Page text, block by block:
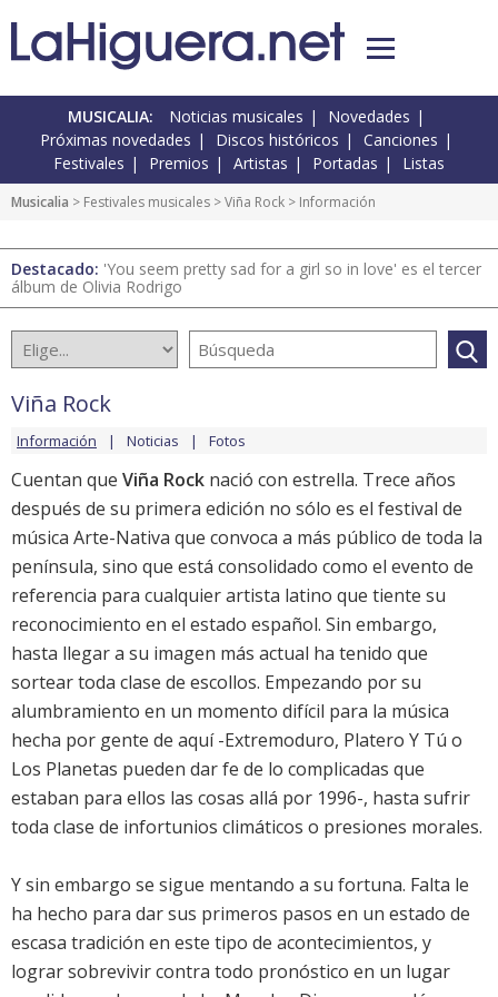
MUSICALIA: Noticias musicales
Novedades
Próximas novedades
Discos históricos
Canciones
Festivales
Premios Artistas Portadas Listas
Musicalia > Festivales musicales >Viña Rock > Información
Destacado: 'You seem pretty sad for a girl so in love' es el tercer
álbum de Olivia Rodrigo
Viña Rock
Información Noticias Fotos
Cuentan que Viña Rock nació con estrella. Trece años
después de su primera edición no sólo es el festival de
música Arte-Nativa que convoca a más público de toda la
península, sino que está consolidado como el evento de
referencia para cualquier artista latino que tiente su
reconocimiento en el estado español. Sin embargo,
hasta llegar a su imagen más actual ha tenido que
sortear toda clase de escollos. Empezando por su
alumbramiento en un momento difícil para la música
hecha por gente de aquí -Extremoduro, Platero Y Tú o
Los Planetas pueden dar fe de lo complicadas que
estaban para ellos las cosas allá por 1996-, hasta sufrir
toda clase de infortunios climáticos o presiones morales.
Y sin embargo se sigue mentando a su fortuna. Falta le
ha hecho para dar sus primeros pasos en un estado de
escasa tradición en este tipo de acontecimientos, y
lograr sobrevivir contra todo pronóstico en un lugar